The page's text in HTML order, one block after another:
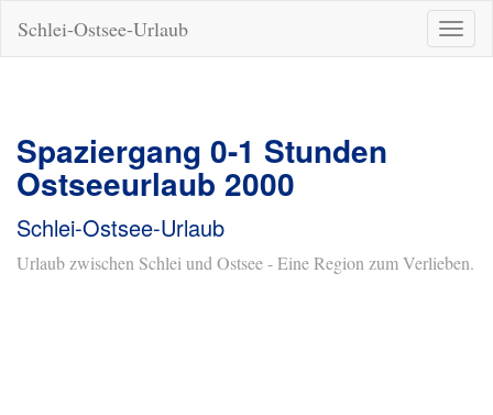
ein-/
Schlei-Ostsee-Urlaub
Spaziergang 0-1 Stunden
Ostseeurlaub 2000
Schlei-Ostsee-Urlaub
Urlaub zwischen Schlei und Ostsee - Eine Region zum Verlieben.